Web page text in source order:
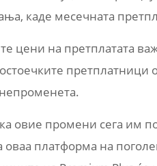
каде месечната
цени на претплатата
претплатници
овие промени сега им
оваа платформа на